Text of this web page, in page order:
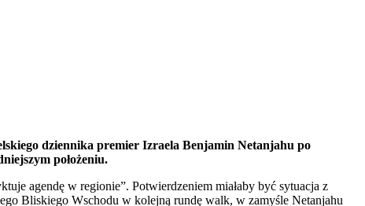
dziennika premier Izraela Benjamin Netanjahu po
położeniu.
agendę w regionie”. Potwierdzeniem miałaby być sytuacja z
Bliskiego Wschodu w kolejną rundę walk, w zamyśle Netanjahu